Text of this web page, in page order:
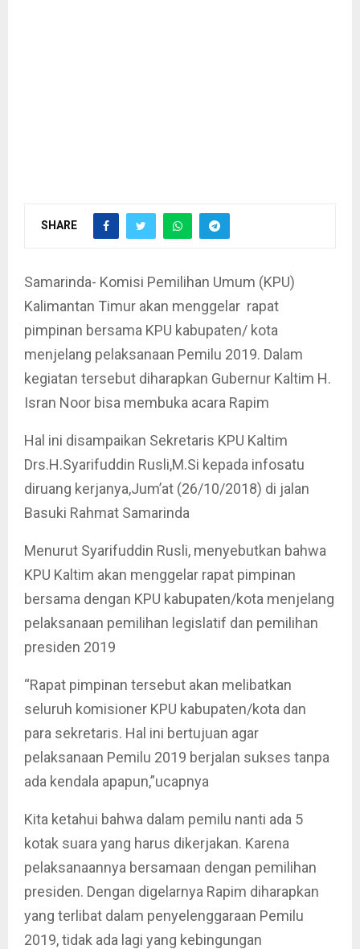
SHARE
Samarinda- Komisi Pemilihan Umum (KPU)
Kalimantan Timur akan menggelar rapat
pimpinan bersama KPU kabupaten/ kota
menjelang pelaksanaan Pemilu 2019. Dalam
kegiatan tersebut diharapkan Gubernur Kaltim H.
Isran Noor bisa membuka acara Rapim
Hal ini disampaikan Sekretaris KPU Kaltim
Drs.H.Syarifuddin Rusli,M.Si kepada infosatu
diruang kerjanya,Jum’at (26/10/2018) di jalan
Basuki Rahmat Samarinda
Menurut Syarifuddin Rusli, menyebutkan bahwa
KPU Kaltim akan menggelar rapat pimpinan
bersama dengan KPU kabupaten/kota menjelang
pelaksanaan pemilihan legislatif dan pemilihan
presiden 2019
“Rapat pimpinan tersebut akan melibatkan
seluruh komisioner KPU kabupaten/kota dan
para sekretaris. Hal ini bertujuan agar
pelaksanaan Pemilu 2019 berjalan sukses tanpa
ada kendala apapun,”ucapnya
Kita ketahui bahwa dalam pemilu nanti ada 5
kotak suara yang harus dikerjakan. Karena
pelaksanaannya bersamaan dengan pemilihan
presiden. Dengan digelarnya Rapim diharapkan
yang terlibat dalam penyelenggaraan Pemilu
2019, tidak ada lagi yang kebingungan